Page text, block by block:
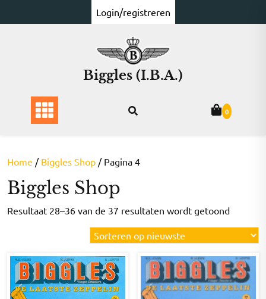
naar
Login/registreren
Biggles (I.B.A.)
0
Home / Biggles Shop / Pagina 4
Biggles Shop
Resultaat 28–36 van de 37 resultaten wordt getoond
op